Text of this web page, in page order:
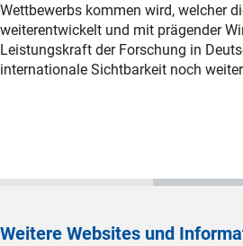
Wettbewerbs kommen wird, welcher
weiterentwickelt und mit prägender
Leistungskraft der Forschung in
internationale Sichtbarkeit noch
Weitere Websites und